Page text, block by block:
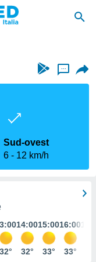
...
Sud-ovest
6
12 km/h
32°
14:00
32°
15:00
33°
16:00
33°